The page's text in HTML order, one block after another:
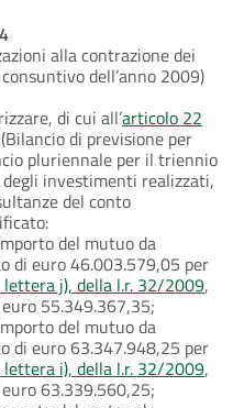
alla contrazione dei
dell’anno 2009)
di cui all’articolo 22
(Bilancio di previsione per
pluriennale per il triennio
investimenti realizzati,
del conto
del mutuo da
di euro 46.003.579,05 per
j), della l.r. 32/2009,
55.349.367,35;
del mutuo da
di euro 63.347.948,25 per
i), della l.r. 32/2009,
63.339.560,25;